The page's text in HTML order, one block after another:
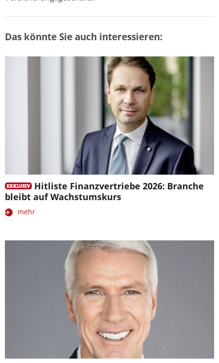
Das könnte Sie auch interessieren:
Hitliste Finanzvertriebe 2026: Branche
bleibt auf Wachstumskurs
mehr